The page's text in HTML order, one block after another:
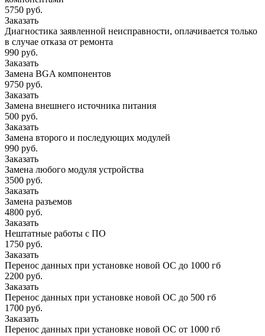
5750 руб.
Заказать
Диагностика заявленной неисправности, оплачивается только
в случае отказа от ремонта
990 руб.
Заказать
Замена BGA компонентов
9750 руб.
Заказать
Замена внешнего источника питания
500 руб.
Заказать
Замена второго и последующих модулей
990 руб.
Заказать
Замена любого модуля устройства
3500 руб.
Заказать
Замена разъемов
4800 руб.
Заказать
Нештатные работы с ПО
1750 руб.
Заказать
Перенос данных при установке новой ОС до 1000 гб
2200 руб.
Заказать
Перенос данных при установке новой ОС до 500 гб
1700 руб.
Заказать
Перенос данных при установке новой ОС от 1000 гб